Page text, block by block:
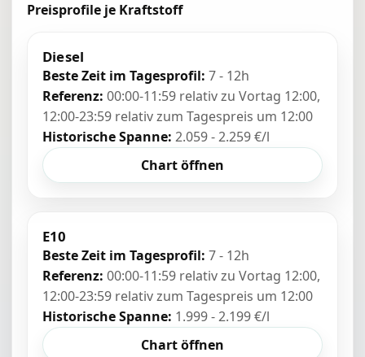
Preisprofile je Kraftstoff
Diesel
Beste Zeit im Tagesprofil: 7 - 12h
Referenz: 00:00-11:59 relativ zu Vortag 12:00,
12:00-23:59 relativ zum Tagespreis um 12:00
Historische Spanne: 2.059 - 2.259 €/l
Chart öffnen
E10
Beste Zeit im Tagesprofil: 7 - 12h
Referenz: 00:00-11:59 relativ zu Vortag 12:00,
12:00-23:59 relativ zum Tagespreis um 12:00
Historische Spanne: 1.999 - 2.199 €/l
Chart öffnen